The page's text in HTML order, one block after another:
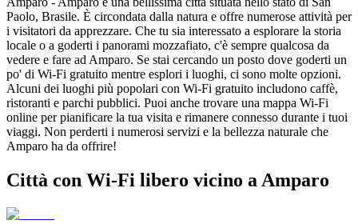
Paolo, Brasile. È circondata dalla natura e offre numerose attività per
i visitatori da apprezzare. Che tu sia interessato a esplorare la storia
locale o a goderti i panorami mozzafiato, c'è sempre qualcosa da
vedere e fare ad Amparo. Se stai cercando un posto dove goderti un
po' di Wi-Fi gratuito mentre esplori i luoghi, ci sono molte opzioni.
Alcuni dei luoghi più popolari con Wi-Fi gratuito includono caffè,
ristoranti e parchi pubblici. Puoi anche trovare una mappa Wi-Fi
online per pianificare la tua visita e rimanere connesso durante i tuoi
viaggi. Non perderti i numerosi servizi e la bellezza naturale che
Amparo ha da offrire!
Città con Wi-Fi libero vicino a Amparo